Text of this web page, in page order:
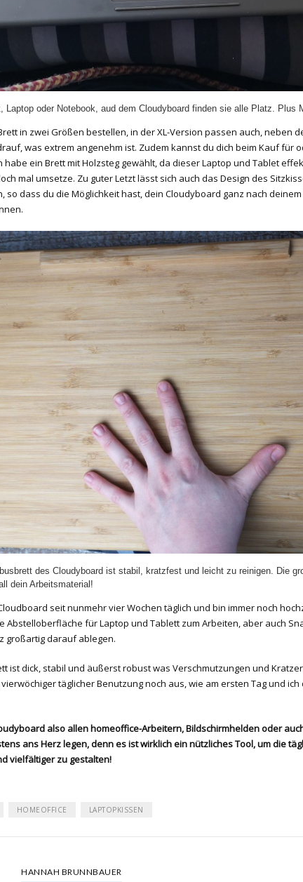
Laptop oder Notebook, aud dem Cloudyboard finden sie alle Platz. Plus
in zwei Größen bestellen, in der XL-Version passen auch, neben
was extrem angenehm ist. Zudem kannst du dich beim Kauf für
habe ein Brett mit Holzsteg gewählt, da dieser Laptop und Tablet
mal umsetze. Zu guter Letzt lässt sich auch das Design des
so dass du die Möglichkeit hast, dein Cloudyboard ganz nach
des Cloudyboard ist stabil, kratzfest und leicht zu reinigen. Die
dein Arbeitsmaterial!
seit nunmehr vier Wochen täglich und bin immer noch
Abstelloberfläche für Laptop und Tablett zum Arbeiten, aber auch
großartig darauf ablegen.
ist dick, stabil und äußerst robust was Verschmutzungen und
täglicher Benutzung noch aus, wie am ersten Tag und
also allen homeoffice-Arbeitern, Bildschirmhelden oder
ans Herz legen, denn es ist wirklich ein nützliches Tool, um die
vielfältiger zu gestalten!
HOMEOFFICE LAPTOPKISSEN
HANNAH BRUNNBAUER